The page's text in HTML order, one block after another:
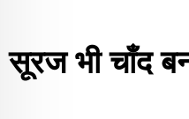
सूरज भी चाँद